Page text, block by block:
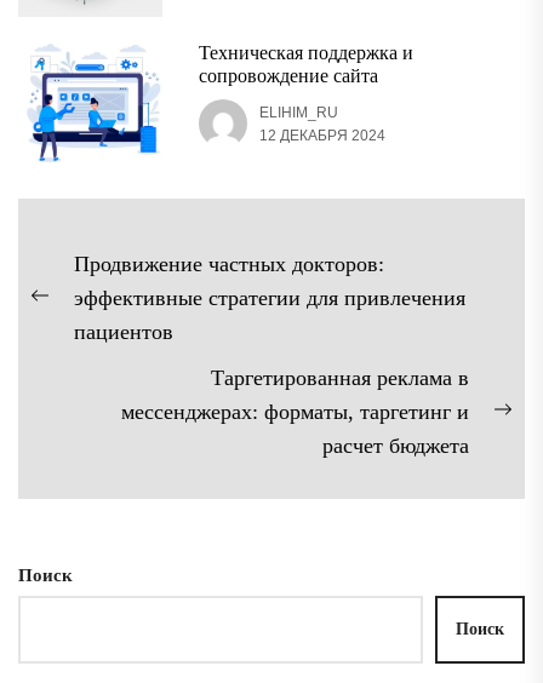
Техническая поддержка и
сопровождение сайта
ELIHIM_RU
12 ДЕКАБРЯ 2024
Навигация
по
записям
Предыдущая
запись:
Продвижение частных докторов:
эффективные стратегии для привлечения
пациентов
Таргетированная реклама в
мессенджерах: форматы, таргетинг и
расчет бюджета
Поиск
Поиск